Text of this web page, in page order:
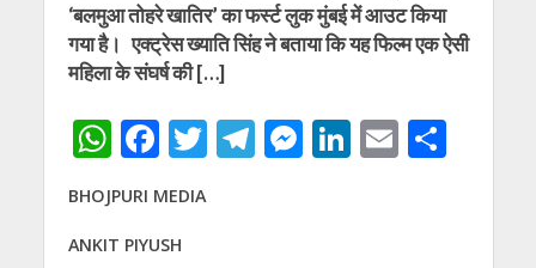
‘बलमुआ तोहरे खातिर’ का फर्स्‍ट लुक मुंबई में आउट किया
गया है। एक्ट्रेस ख्याति सिंह ने बताया कि यह फिल्‍म एक ऐसी
महिला के संघर्ष की […]
W
h
at
s
F
ac
e
b
T
itt
T M Li E S
BHOJPURI MEDIA
ANKIT PIYUSH